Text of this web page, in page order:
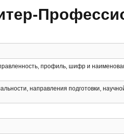
профиль, шифр и
направления подготовки,